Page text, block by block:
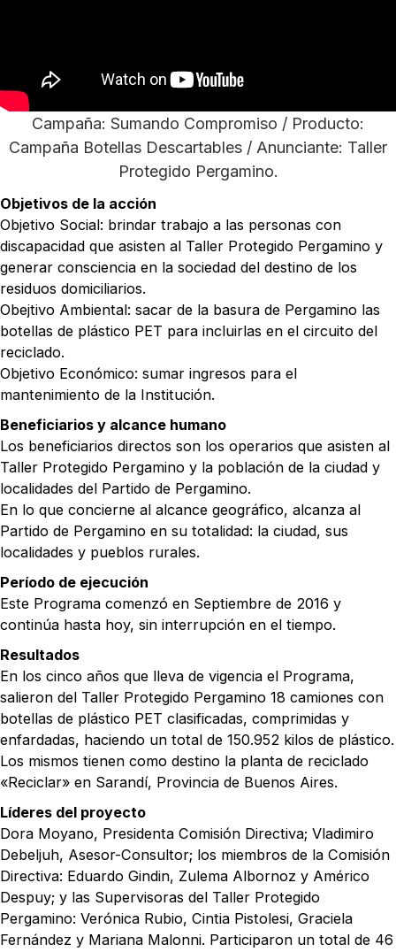
Campaña: Sumando Compromiso / Producto:
Campaña Botellas Descartables / Anunciante: Taller
Protegido Pergamino.
Objetivos de la acción
Objetivo Social: brindar trabajo a las personas con
discapacidad que asisten al Taller Protegido Pergamino y
generar consciencia en la sociedad del destino de los
residuos domiciliarios.
Obejtivo Ambiental: sacar de la basura de Pergamino las
botellas de plástico PET para incluirlas en el circuito del
reciclado.
Objetivo Económico: sumar ingresos para el
mantenimiento de la Institución.
Beneficiarios y alcance humano
Los beneficiarios directos son los operarios que asisten al
Taller Protegido Pergamino y la población de la ciudad y
localidades del Partido de Pergamino.
En lo que concierne al alcance geográfico, alcanza al
Partido de Pergamino en su totalidad: la ciudad, sus
localidades y pueblos rurales.
Período de ejecución
Este Programa comenzó en Septiembre de 2016 y
continúa hasta hoy, sin interrupción en el tiempo.
Resultados
En los cinco años que lleva de vigencia el Programa,
salieron del Taller Protegido Pergamino 18 camiones con
botellas de plástico PET clasificadas, comprimidas y
enfardadas, haciendo un total de 150.952 kilos de plástico.
Los mismos tienen como destino la planta de reciclado
«Reciclar» en Sarandí, Provincia de Buenos Aires.
Líderes del proyecto
Dora Moyano, Presidenta Comisión Directiva; Vladimiro
Debeljuh, Asesor-Consultor; los miembros de la Comisión
Directiva: Eduardo Gindin, Zulema Albornoz y Américo
Despuy; y las Supervisoras del Taller Protegido
Pergamino: Verónica Rubio, Cintia Pistolesi, Graciela
Fernández y Mariana Malonni. Participaron un total de 46